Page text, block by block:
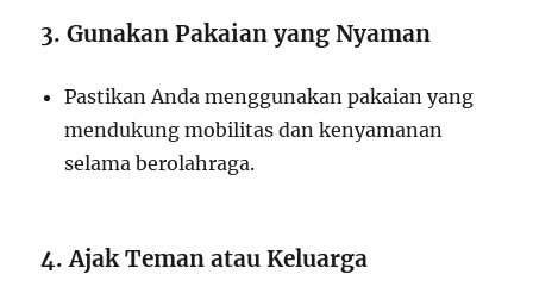
3. Gunakan Pakaian yang Nyaman
Pastikan Anda menggunakan pakaian yang
mendukung mobilitas dan kenyamanan
selama berolahraga.
4. Ajak Teman atau Keluarga